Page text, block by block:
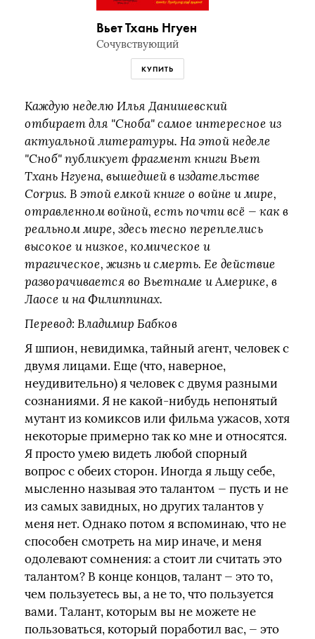
Вьет Тхань Нгуен
Сочувствующий
КУПИТЬ
Каждую неделю Илья Данишевский
отбирает для "Сноба" самое интересное из
актуальной литературы. На этой неделе
"Сноб" публикует фрагмент книги Вьет
Тхань Нгуена, вышедшей в издательстве
Corpus. В этой емкой книге о войне и мире,
отравленном войной, есть почти всё — как в
реальном мире, здесь тесно переплелись
высокое и низкое, комическое и
трагическое, жизнь и смерть. Ее действие
разворачивается во Вьетнаме и Америке, в
Лаосе и на Филиппинах.
Перевод: Владимир Бабков
Я шпион, невидимка, тайный агент, человек с
двумя лицами. Еще (что, наверное,
неудивительно) я человек с двумя разными
сознаниями. Я не какой-нибудь непонятый
мутант из комиксов или фильма ужасов, хотя
некоторые примерно так ко мне и относятся.
Я просто умею видеть любой спорный
вопрос с обеих сторон. Иногда я льщу себе,
мысленно называя это талантом — пусть и не
из самых завидных, но других талантов у
меня нет. Однако потом я вспоминаю, что не
способен смотреть на мир иначе, и меня
одолевают сомнения: а стоит ли считать это
талантом? В конце концов, талант — это то,
чем пользуетесь вы, а не то, что пользуется
вами. Талант, которым вы не можете не
пользоваться, который поработил вас, — это